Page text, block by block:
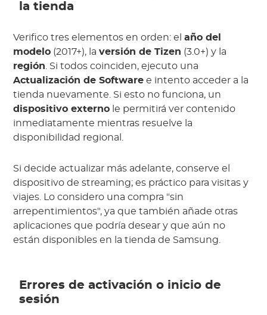
la tienda
Verifico tres elementos en orden: elaño del
modelo (2017+), laversión de Tizen (3.0+) y la
región. Si todos coinciden, ejecuto una
Actualización de Software e intento acceder a la
tienda nuevamente. Si esto no funciona, un
dispositivo externo le permitirá ver contenido
inmediatamente mientras resuelve la
disponibilidad regional.
Si decide actualizar más adelante, conserve el
dispositivo de streaming; es práctico para visitas y
viajes. Lo considero una compra "sin
arrepentimientos", ya que también añade otras
aplicaciones que podría desear y que aún no
están disponibles en la tienda de Samsung.
Errores de activación o inicio de
sesión